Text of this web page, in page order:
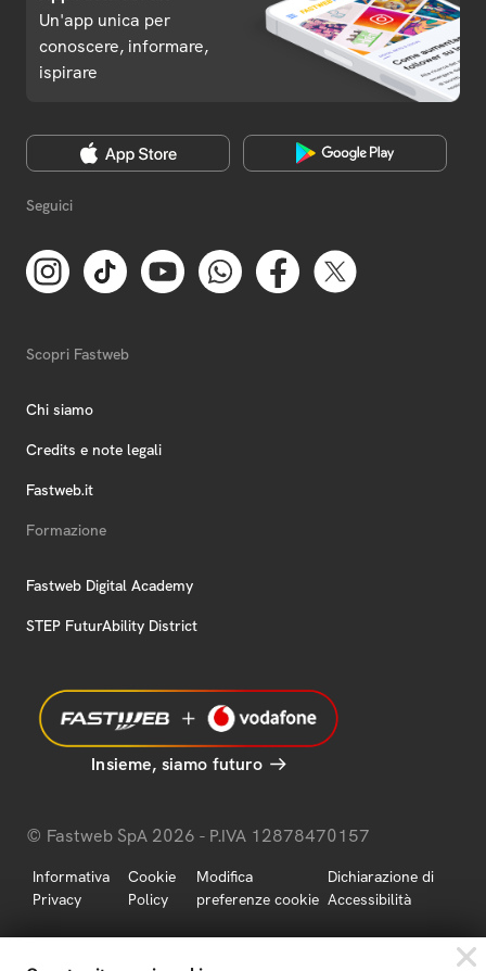
Un'app unica per
conoscere, informare,
ispirare
Seguici
Scopri Fastweb
Chi siamo
Credits e note legali
Fastweb.it
Formazione
Fastweb Digital Academy
STEP FuturAbility District
Insieme, siamo futuro
© Fastweb SpA 2026 - P.IVA 12878470157
Informativa
Privacy
Cookie
Policy
Modifica
preferenze cookie
Dichiarazione di
Accessibilità